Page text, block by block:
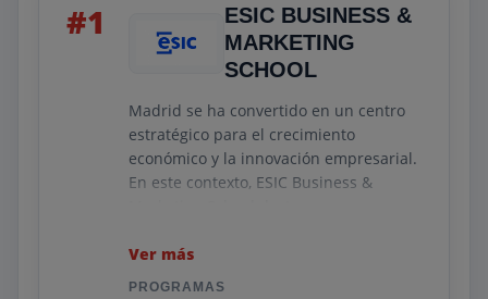
#1
ESIC BUSINESS &
MARKETING
SCHOOL
Madrid se ha convertido en un centro
estratégico para el crecimiento
económico y la innovación empresarial.
En este contexto, ESIC Business &
especializada en marketing, negocios y
tecnología.
Ver más
PROGRAMAS